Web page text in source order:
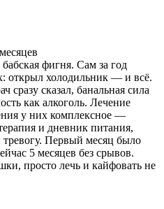
фигня. Сам за год
открыл холодильник — и всё.
сразу сказал, банальная сила
как алкоголь. Лечение
у них комплексное —
и дневник питания,
тревогу. Первый месяц было
5 месяцев без срывов.
просто лечь и кайфовать не